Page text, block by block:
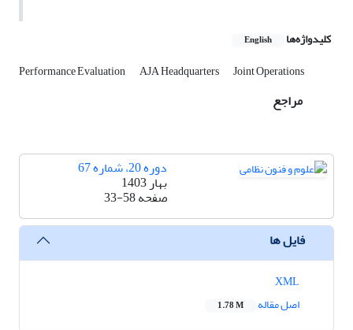
کلیدواژه‌ها English
Performance Evaluation AJA Headquarters Joint Operations
مراجع
دوره 20، شماره 67
بهار 1403
صفحه33-58
فایل ها
اصل مقاله
1.78 M